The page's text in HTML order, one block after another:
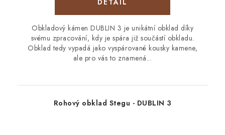
Obkladový kámen DUBLIN 3 je unikátní obklad díky
svému zpracování, kdy je spára již součástí obkladu.
Obklad tedy vypadá jako vyspárované kousky kamene,
ale pro vás to znamená...
Rohový obklad Stegu - DUBLIN 3